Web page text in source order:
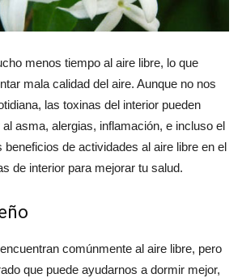
menos tiempo al aire libre, lo que
mala calidad del aire. Aunque no nos
las toxinas del interior pueden
asma, alergias, inflamación, e incluso el
de actividades al aire libre en el
de interior para mejorar tu salud.
comúnmente al aire libre, pero
que puede ayudarnos a dormir mejor,